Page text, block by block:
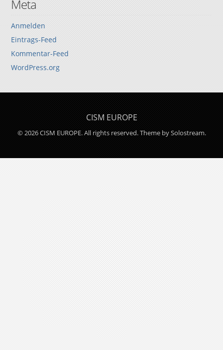
Meta
Anmelden
Eintrags-Feed
Kommentar-Feed
WordPress.org
CISM EUROPE
© 2026 CISM EUROPE. All rights reserved.Theme by Solostream.